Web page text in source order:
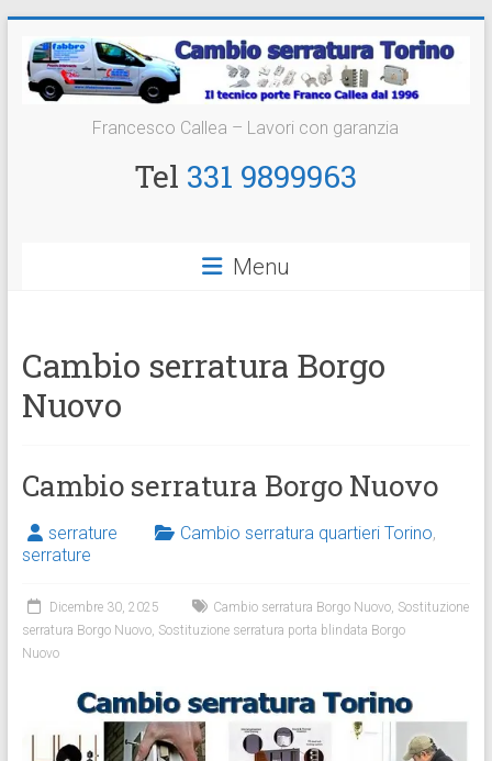
contenuto
Cambio
Serratura
Francesco Callea – Lavori con garanzia
Tel 331 9899963
Menu
Cambio serratura Borgo
Nuovo
Cambio serratura Borgo Nuovo
serrature Cambio serratura quartieri Torino,
serrature
Dicembre 30, 2025 Cambio serratura Borgo Nuovo, Sostituzione
serratura Borgo Nuovo, Sostituzione serratura porta blindata Borgo
Nuovo